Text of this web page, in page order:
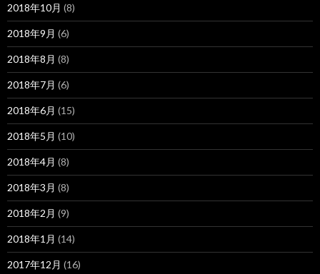
2018年10月 (8)
2018年9月 (6)
2018年8月 (8)
2018年7月 (6)
2018年6月 (15)
2018年5月 (10)
2018年4月 (8)
2018年3月 (8)
2018年2月 (9)
2018年1月 (14)
2017年12月 (16)